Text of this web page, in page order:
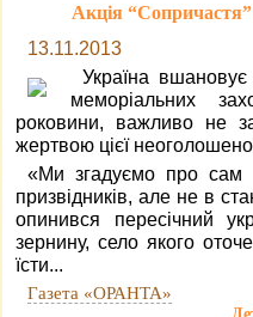
Акція
13.11.2013
Україна
меморіальних
роковини, важливо не
жертвою цієї
«Ми згадуємо про сам
призвідників, але не в
опинився пересічний
зернину, село якого
їсти...
Газета «ОРАНТА»